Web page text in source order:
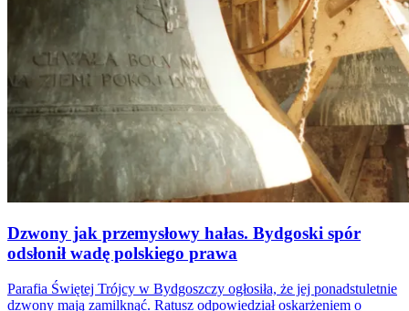
Dzwony jak przemysłowy hałas. Bydgoski spór
odsłonił wadę polskiego prawa
Parafia Świętej Trójcy w Bydgoszczy ogłosiła, że jej ponadstuletnie
dzwony mają zamilknąć. Ratusz odpowiedział oskarżeniem o